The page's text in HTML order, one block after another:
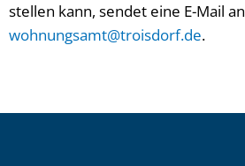
stellen kann, sendet eine E-Mail an
wohnungsamt@troisdorf.de.